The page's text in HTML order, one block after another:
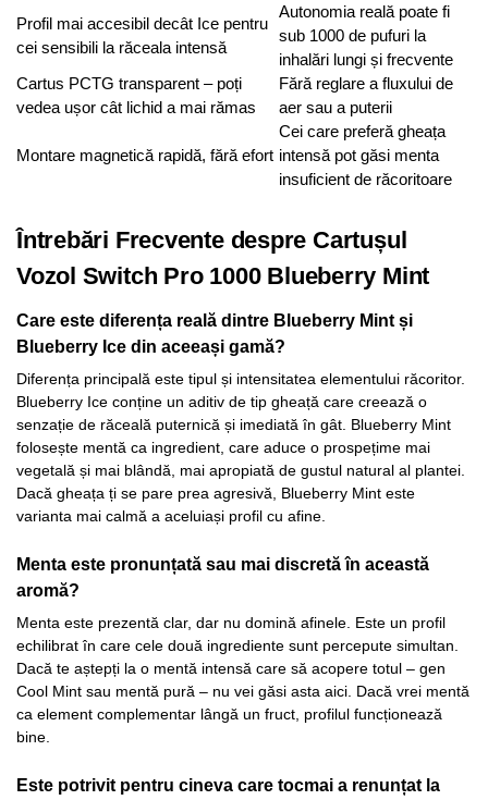
Profil mai accesibil decât Ice pentru
cei sensibili la răceala intensă
Autonomia reală poate fi
sub 1000 de pufuri la
inhalări lungi și frecvente
Cartus PCTG transparent – poți
vedea ușor cât lichid a mai rămas
Fără reglare a fluxului de
aer sau a puterii
Montare magnetică rapidă, fără efort
Cei care preferă gheața
intensă pot găsi menta
insuficient de răcoritoare
Întrebări Frecvente despre Cartușul
Vozol Switch Pro 1000 Blueberry Mint
Care este diferența reală dintre Blueberry Mint și
Blueberry Ice din aceeași gamă?
Diferența principală este tipul și intensitatea elementului răcoritor.
Blueberry Ice conține un aditiv de tip gheață care creează o
senzație de răceală puternică și imediată în gât. Blueberry Mint
folosește mentă ca ingredient, care aduce o prospețime mai
vegetală și mai blândă, mai apropiată de gustul natural al plantei.
Dacă gheața ți se pare prea agresivă, Blueberry Mint este
varianta mai calmă a aceluiași profil cu afine.
Menta este pronunțată sau mai discretă în această
aromă?
Menta este prezentă clar, dar nu domină afinele. Este un profil
echilibrat în care cele două ingrediente sunt percepute simultan.
Dacă te aștepți la o mentă intensă care să acopere totul – gen
Cool Mint sau mentă pură – nu vei găsi asta aici. Dacă vrei mentă
ca element complementar lângă un fruct, profilul funcționează
bine.
Este potrivit pentru cineva care tocmai a renunțat la